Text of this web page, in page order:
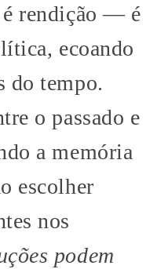
é rendição — é
ecoando
do tempo.
o passado e
a memória
escolher
nos
podem